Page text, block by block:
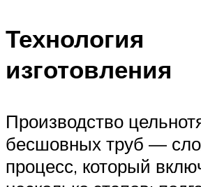
Технология
изготовления
Производство
бесшовных труб —
процесс, который